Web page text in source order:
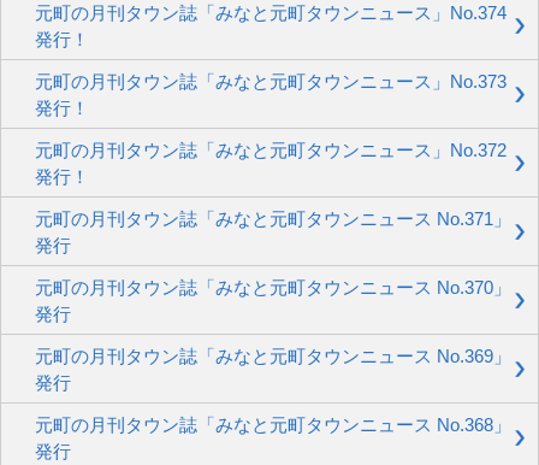
元町の月刊タウン誌「みなと元町タウンニュース」No.374
発行！
元町の月刊タウン誌「みなと元町タウンニュース」No.373
発行！
元町の月刊タウン誌「みなと元町タウンニュース」No.372
発行！
元町の月刊タウン誌「みなと元町タウンニュース No.371」
発行
元町の月刊タウン誌「みなと元町タウンニュース No.370」
発行
元町の月刊タウン誌「みなと元町タウンニュース No.369」
発行
元町の月刊タウン誌「みなと元町タウンニュース No.368」
発行